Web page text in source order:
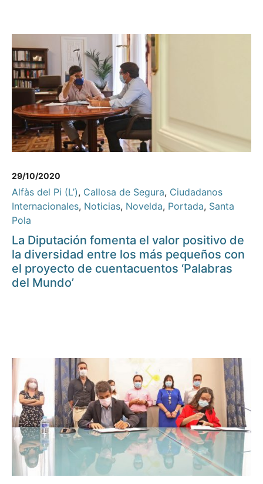
29/10/2020
Alfàs del Pi (L’), Callosa de Segura, Ciudadanos
Internacionales, Noticias, Novelda, Portada, Santa
Pola
La Diputación fomenta el valor positivo de
la diversidad entre los más pequeños con
el proyecto de cuentacuentos ‘Palabras
del Mundo’